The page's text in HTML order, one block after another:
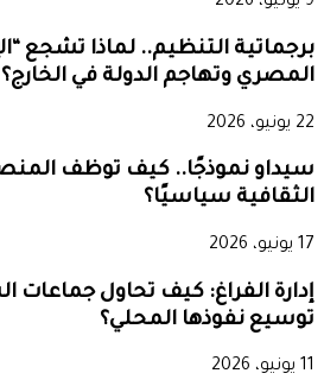
برجماتية التنظيم.. لماذا تشجع
المصري وتهاجم الدولة في الخارج؟
22 يونيو، 2026
سيداو نموذجًا.. كيف توظف
الثقافية سياسيًا؟
17 يونيو، 2026
إدارة الفراغ: كيف تحاول جماعات
توسيع نفوذها المحلي؟
11 يونيو، 2026